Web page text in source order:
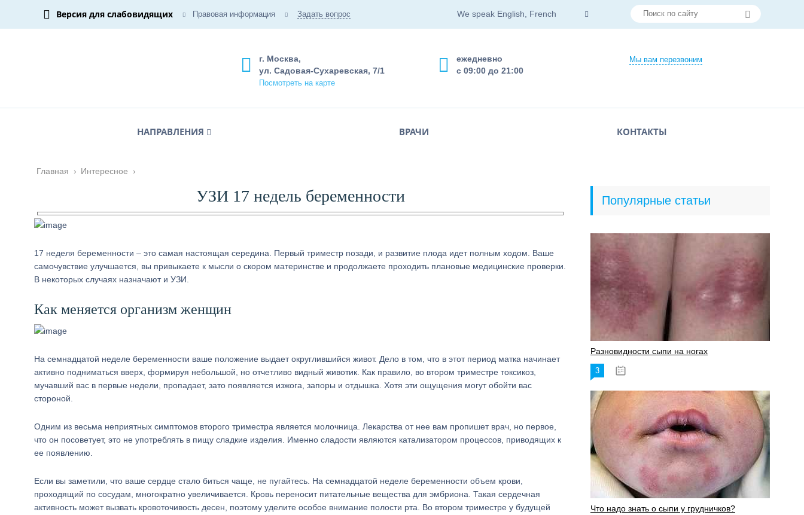
Версия для слабовидящих Правовая информация Задать вопрос We speak English, French
Мы вам перезвоним
ежедневно
с 09:00 до 21:00
г. Москва,
ул. Садовая-Сухаревская, 7/1
Посмотреть на карте
НАПРАВЛЕНИЯ ВРАЧИ КОНТАКТЫ
Главная › Интересное ›
УЗИ 17 недель беременности
17 неделя беременности – это самая настоящая середина. Первый триместр позади, и развитие плода идет полным ходом. Ваше
самочувствие улучшается, вы привыкаете к мысли о скором материнстве и продолжаете проходить плановые медицинские проверки.
В некоторых случаях назначают и УЗИ.
Как меняется организм женщин
На семнадцатой неделе беременности ваше положение выдает округлившийся живот. Дело в том, что в этот период матка начинает
активно подниматься вверх, формируя небольшой, но отчетливо видный животик. Как правило, во втором триместре токсикоз,
мучавший вас в первые недели, пропадает, зато появляется изжога, запоры и отдышка. Хотя эти ощущения могут обойти вас
стороной.
Одним из весьма неприятных симптомов второго триместра является молочница. Лекарства от нее вам пропишет врач, но первое,
что он посоветует, это не употреблять в пищу сладкие изделия. Именно сладости являются катализатором процессов, приводящих к
ее появлению.
Если вы заметили, что ваше сердце стало биться чаще, не пугайтесь. На семнадцатой неделе беременности объем крови,
проходящий по сосудам, многократно увеличивается. Кровь переносит питательные вещества для эмбриона. Такая сердечная
активность может вызвать кровоточивость десен, поэтому уделите особое внимание полости рта. Во втором триместре у будущей
Популярные статьи
Разновидности сыпи на ногах
3
Что надо знать о сыпи у грудничков?